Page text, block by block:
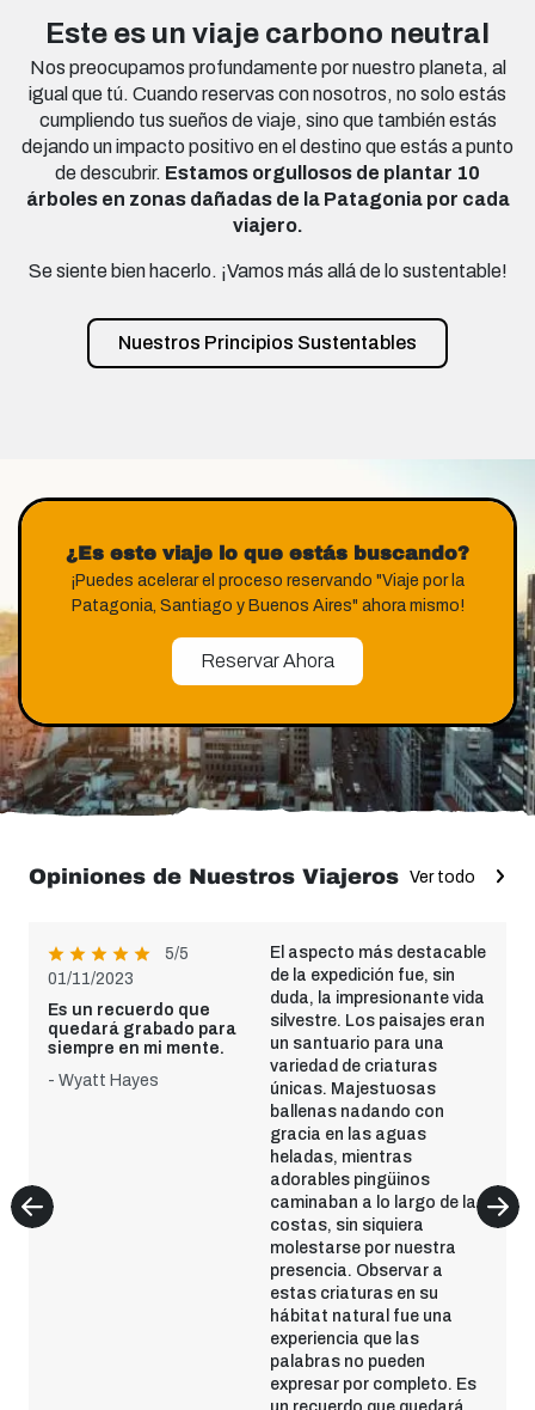
Este es un viaje carbono neutral
Nos preocupamos profundamente por nuestro planeta, al
igual que tú. Cuando reservas con nosotros, no solo estás
cumpliendo tus sueños de viaje, sino que también estás
dejando un impacto positivo en el destino que estás a punto
de descubrir. Estamos orgullosos de plantar 10
árboles en zonas dañadas de la Patagonia por cada
viajero.
Se siente bien hacerlo. ¡Vamos más allá de lo sustentable!
Nuestros Principios Sustentables
¿Es este viaje lo que estás buscando?
¡Puedes acelerar el proceso reservando "Viaje por la
Patagonia, Santiago y Buenos Aires" ahora mismo!
Reservar Ahora
Opiniones de Nuestros Viajeros Ver todo
5/5
01/11/2023
Es un recuerdo que
quedará grabado para
siempre en mi mente.
- Wyatt Hayes
El aspecto más destacable
de la expedición fue, sin
duda, la impresionante vida
silvestre. Los paisajes eran
un santuario para una
variedad de criaturas
únicas. Majestuosas
ballenas nadando con
gracia en las aguas
heladas, mientras
adorables pingüinos
caminaban a lo largo de las
costas, sin siquiera
molestarse por nuestra
presencia. Observar a
estas criaturas en su
hábitat natural fue una
experiencia que las
palabras no pueden
expresar por completo. Es
un recuerdo que quedará